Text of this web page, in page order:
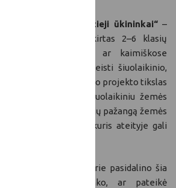
paminėjo, kad „Mažieji ūkininkai“ –
projektas, skirtas 2–6 klasių
rajonuose ar kaimiškose
vaikams atskleisti šiuolaikinio,
žemės ūkio pasaulį. Šio projekto tikslas
susipažinti su šiuolaikiniu žemės
įdomumą, technologijų pažangą žemės
emocinį ryšį, kuris ateityje gali
padėkojo visiems, kurie pasidalino šia
patys atrinko, ar pateikė